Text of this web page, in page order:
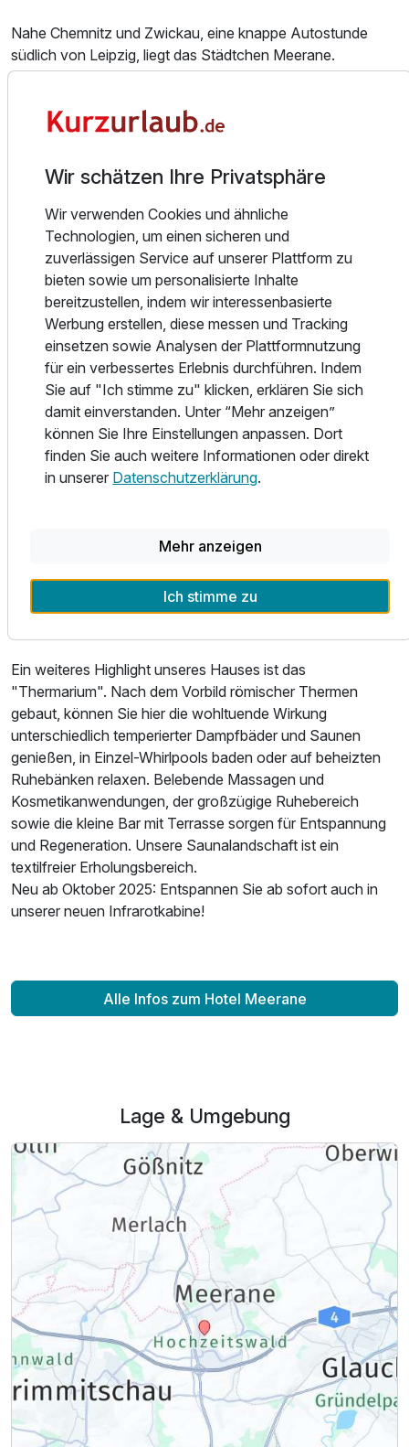
Ausstattung
Zusatznächte
Doppelzimmer Komfort A
2 Erwachsene und 1 Kind
Ausstattung
Doppelzimmer Komfort B
1 Erwachsenen und 1 Kind
Nahe Chemnitz und Zwickau, eine knappe Autostunde
südlich von Leipzig, liegt das Städtchen Meerane.
der Region, andererseits am Rande des sächsischen
Thüringen und im Erzgebirge - macht das Tagungs- und
Freizeithotel mit seinen 135 Zimmern und Suiten besonders
attraktiv.
Während des Abends wählen Sie aus den frischen
Spezialitäten der regionalen Küche oder aus der Vielfalt
internationaler Köstlichkeiten im anspruchsvollen,
gemütlichem Restaurant Ambiente mit seinen 40 Plätzen.
Geselliger Mittelpunkt des Hotels ist die Bar Intermezzo. Ob
Sie den Abend mit einem klassischen Cocktail oder
anregenden Aperitif beginnen, den Tag mit einem frisch
gezapften Bier oder mit einem Glas Wein ausklingen lassen
- hier trifft man sich gern.
Öffnungszeiten Restaurant:
Wir möchten Sie darüber informieren, dass unser
Restaurant und die Bar immer sonntags Ruhetag hat. Das
Abendessen für unsere Halbpensionsgäste findet an
diesem Tag in unserem Nachbarrestaurant „Mandarin“
Ein weiteres Highlight unseres Hauses ist das
"Thermarium". Nach dem Vorbild römischer Thermen
gebaut, können Sie hier die wohltuende Wirkung
unterschiedlich temperierter Dampfbäder und Saunen
genießen, in Einzel-Whirlpools baden oder auf beheizten
Ruhebänken relaxen. Belebende Massagen und
Kosmetikanwendungen, der großzügige Ruhebereich
sowie die kleine Bar mit Terrasse sorgen für Entspannung
und Regeneration. Unsere Saunalandschaft ist ein
textilfreier Erholungsbereich.
Neu ab Oktober 2025: Entspannen Sie ab sofort auch in
unserer neuen Infrarotkabine!
Alle Infos zum Hotel Meerane
Lage & Umgebung
Wir schätzen Ihre Privatsphäre
Wir verwenden Cookies und ähnliche
Technologien, um einen sicheren und
zuverlässigen Service auf unserer Plattform zu
bieten sowie um personalisierte Inhalte
bereitzustellen, indem wir interessenbasierte
Werbung erstellen, diese messen und Tracking
einsetzen sowie Analysen der Plattformnutzung
für ein verbessertes Erlebnis durchführen. Indem
Sie auf "Ich stimme zu" klicken, erklären Sie sich
damit einverstanden. Unter “Mehr anzeigen”
können Sie Ihre Einstellungen anpassen. Dort
finden Sie auch weitere Informationen oder direkt
in unserer Datenschutzerklärung.
Mehr anzeigen
Ich stimme zu